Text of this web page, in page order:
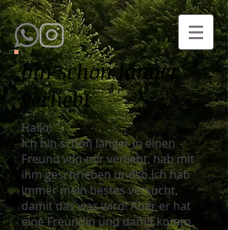
bin schon länger
verliebt
Hallo!
Ich bin schon länger in einen
Freund von mir verliebt, hab mit
ihm geschrieben undso.Ich hab
immer mein bestes versucht,
damit das was wird! Aber er hat
eine Freundin und damit komm